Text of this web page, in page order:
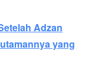
Adzan
yang